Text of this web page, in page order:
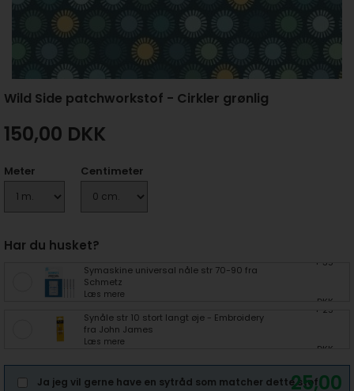
Wild Side patchworkstof - Cirkler grønlig
150,00 DKK
Meter Centimeter
Har du husket?
Symaskine universal nåle str 70-90 fra
Schmetz
Læs mere
+ 35
DKK
Synåle str 10 stort langt øje - Embroidery
fra John James
Læs mere
+ 25
DKK
25,00
Ja jeg vil gerne have en sytråd som matcher dette stof.